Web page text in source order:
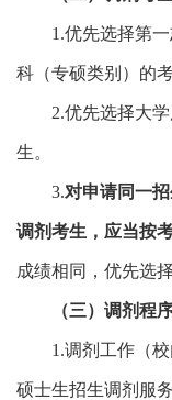
1.优先选择第
科（专硕类别）的考
2.优先选择大
生。
3.对申请同一
调剂考生，应当按
成绩相同，优先选
（三）调剂程
1.调剂工作（
硕士生招生调剂服